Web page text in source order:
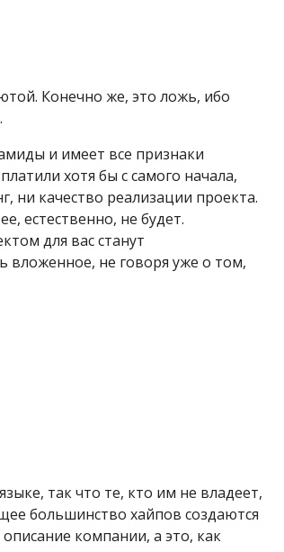
Конечно же, это ложь, ибо
и имеет все признаки
хотя бы с самого начала,
ни качество реализации проекта.
естественно, не будет.
для вас станут
вложенное, не говоря уже о том,
так что те, кто им не владеет,
большинство хайпов создаются
компании, а это, как